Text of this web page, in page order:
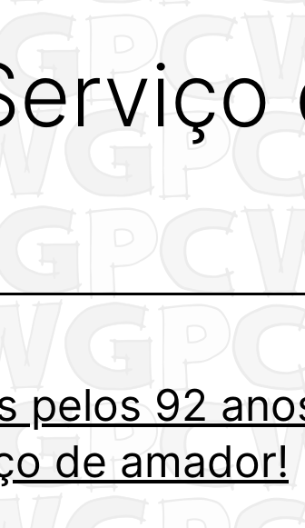
pelos 92
de amador!